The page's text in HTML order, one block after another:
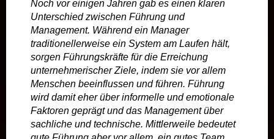
Noch vor einigen Jahren gab es einen klaren
Unterschied zwischen Führung und
Management. Während ein Manager
traditionellerweise ein System am Laufen hält,
sorgen Führungskräfte für die Erreichung
unternehmerischer Ziele, indem sie vor allem
Menschen beeinflussen und führen. Führung
wird damit eher über informelle und emotionale
Faktoren geprägt und das Management über
sachliche und technische. Mittlerweile bedeutet